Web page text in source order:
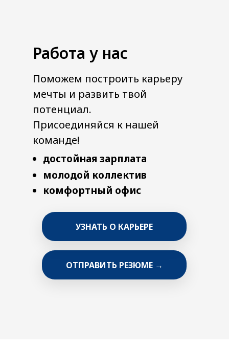
Работа у нас
Поможем построить карьеру
мечты и развить твой
потенциал.
Присоединяйся к нашей
команде!
комфортный офис
молодой коллектив
достойная зарплата
ОТПРАВИТЬ РЕЗЮМЕ →
УЗНАТЬ О КАРЬЕРЕ